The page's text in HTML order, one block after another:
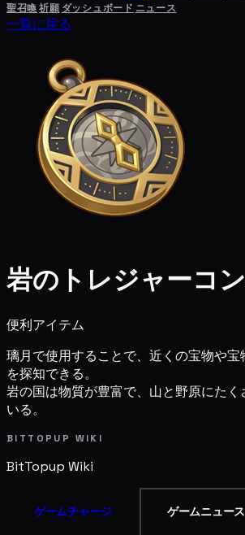
聖召喚祈願 ダッシュボード ニュース
一覧に戻る
岩のトレジャーコ
便利アイテム
璃月で使用することで、近くの宝物や宝
を探知できる。
岩の国は物質が豊富で、山と野原にたく
いる。
BITTOPUP WIKI
BitTopup Wiki
ゲームチャージ ゲームニュース